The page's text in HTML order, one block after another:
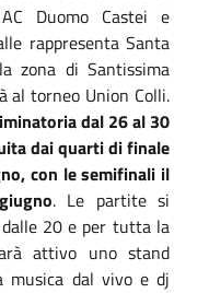
Duomo Castei e
rappresenta Santa
zona di Santissima
al torneo Union Colli.
dal 26 al 30
dai quarti di finale
con le semifinali il
. Le partite si
20 e per tutta la
attivo uno stand
musica dal vivo e dj